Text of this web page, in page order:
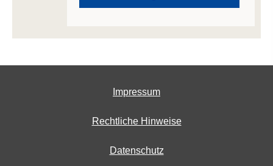
Impressum
Rechtliche Hinweise
Datenschutz